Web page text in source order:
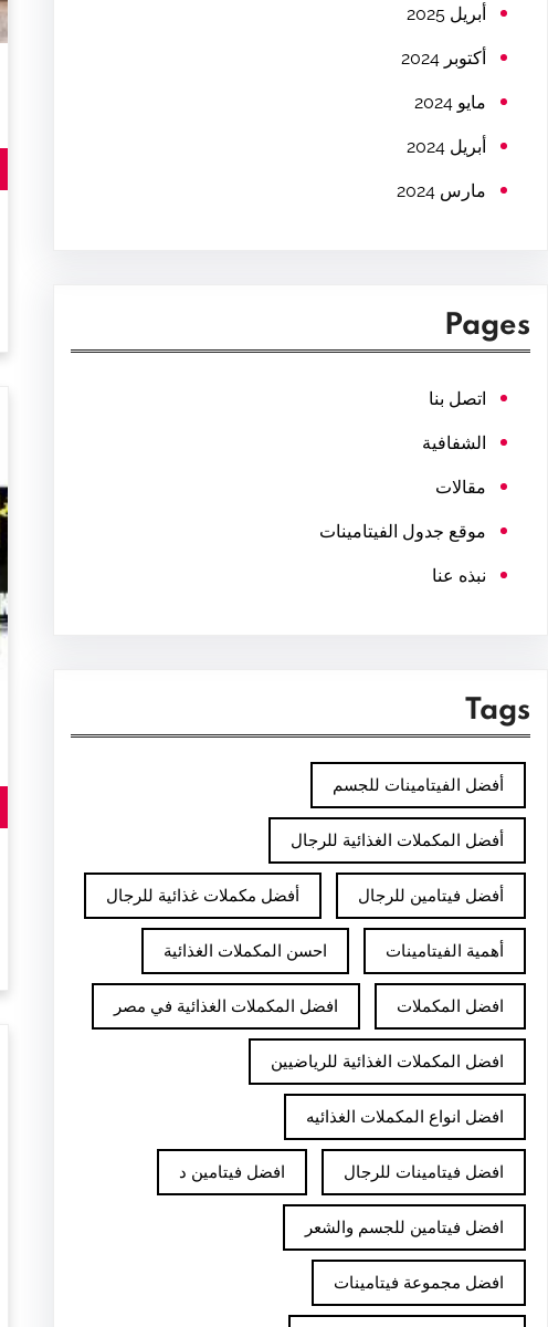
أبريل 2025
أكتوبر 2024
مايو 2024
أبريل 2024
مارس 2024
Pages
اتصل بنا
الشفافية
مقالات
موقع جدول الفيتامينات
نبذه عنا
Tags
أفضل الفيتامينات للجسم
أفضل المكملات الغذائية للرجال
أفضل فيتامين للرجال أفضل مكملات غذائية للرجال
أهمية الفيتامينات احسن المكملات الغذائية
افضل المكملات افضل المكملات الغذائية في مصر
افضل المكملات الغذائية للرياضيين
افضل انواع المكملات الغذائيه
افضل فيتامينات للرجال افضل فيتامين د
افضل فيتامين للجسم والشعر
افضل مجموعة فيتامينات